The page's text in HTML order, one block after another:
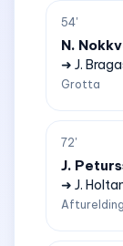
54'
N.
➜ J.
Grotta
72'
J.
➜ J.
Afturelding